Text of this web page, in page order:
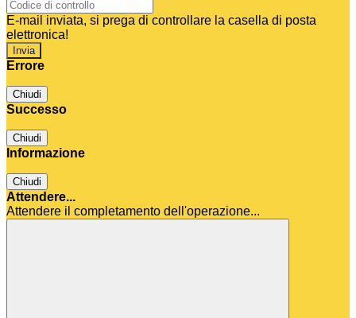
E-mail inviata, si prega di controllare la casella di posta
elettronica!
Errore
Chiudi
Successo
Chiudi
Informazione
Chiudi
Attendere...
Attendere il completamento dell'operazione...